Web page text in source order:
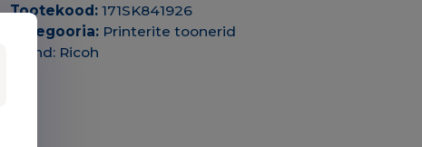
SP
C2003
841926
Tootekood: 171SK841926
Kategooria: Printerite toonerid
Bränd: Ricoh